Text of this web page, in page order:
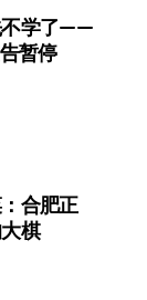
不学了——
暂停
合肥正
棋